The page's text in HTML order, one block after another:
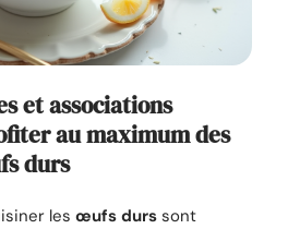
et associations
au maximum des
durs
les œufs durs sont